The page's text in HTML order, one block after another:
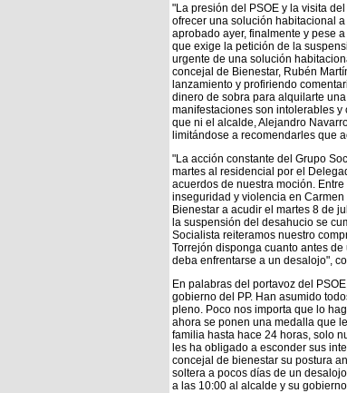
"La presión del PSOE y la visita
ofrecer una solución habitacional
aprobado ayer, finalmente y pese
que exige la petición de la
urgente de una solución
concejal de Bienestar, Rubén
lanzamiento y profiriendo
dinero de sobra para alquilarte
manifestaciones son intolerables
que ni el alcalde, Alejandro
limitándose a recomendarles que
"La acción constante del Grupo
martes al residencial por el
acuerdos de nuestra moción.
inseguridad y violencia en
Bienestar a acudir el martes 8 de
la suspensión del desahucio se
Socialista reiteramos nuestro
Torrejón disponga cuanto antes
deba enfrentarse a un desalojo",
En palabras del portavoz del
gobierno del PP. Han asumido
pleno. Poco nos importa que lo
ahora se ponen una medalla que
familia hasta hace 24 horas, solo
les ha obligado a esconder sus
concejal de bienestar su postura
soltera a pocos días de un
a las 10:00 al alcalde y su